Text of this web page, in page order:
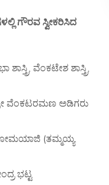
ಗೌರವ ಸ್ವೀಕರಿಸಿದ
ವೆಂಕಟೇಶ ಶಾಸ್ತ್ರಿ,
ವೆಂಕಟರಮಣ ಅಡಿಗರು
ಸೋಮಯಾಜಿ (ತಮ್ಮಯ್ಯ
ಭಟ್ಟ